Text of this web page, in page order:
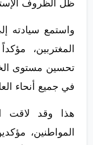
ظل الظروف
واستمع سيادته
المغتربين،
تحسين مستوى
في جميع أنحاء
هذا وقد لاقت
المواطنين،